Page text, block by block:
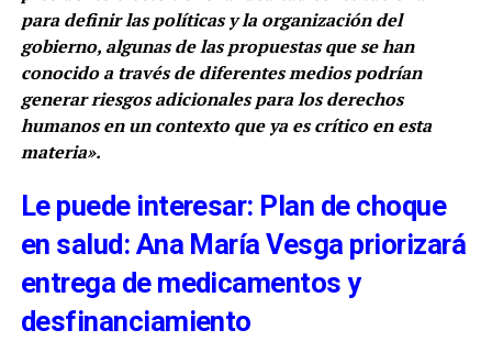
para definir las políticas y la organización del
gobierno, algunas de las propuestas que se han
conocido a través de diferentes medios podrían
generar riesgos adicionales para los derechos
humanos en un contexto que ya es crítico en esta
materia».
Le puede interesar: Plan de choque
en salud: Ana María Vesga priorizará
entrega de medicamentos y
desfinanciamiento